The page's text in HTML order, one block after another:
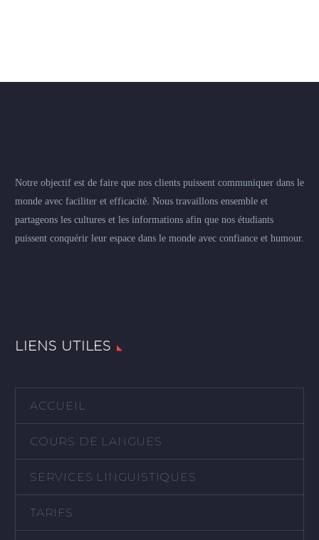
Notre objectif est de faire que nos clients puissent communiquer dans le
monde avec faciliter et efficacité. Nous travaillons ensemble et
partageons les cultures et les informations afin que nos étudiants
puissent conquérir leur espace dans le monde avec confiance et humour.
LIENS UTILES
ACCUEIL
COURS DE LANGUES
SERVICES LINGUISTIQUES
TARIFS